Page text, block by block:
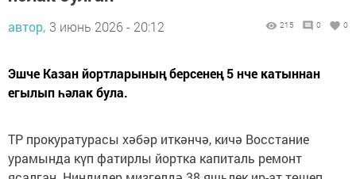
автор, 3 июнь 2026 - 20:12 215 0 0
Эшче Казан йортларының берсенең 5 нче катыннан
егылып һәлак була.
ТР прокуратурасы хәбәр иткәнчә, кичә Восстание
урамында күп фатирлы йортка капиталь ремонт